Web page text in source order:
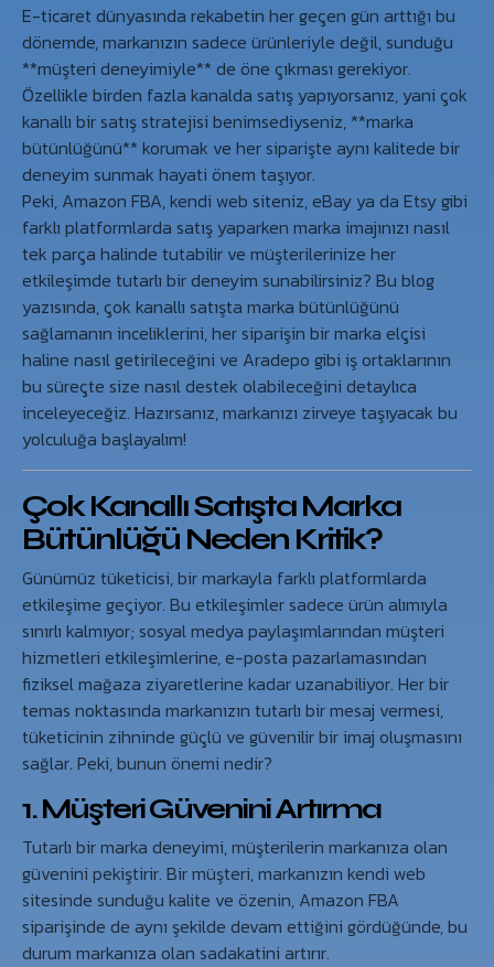
E-ticaret dünyasında rekabetin her geçen gün arttığı bu
dönemde, markanızın sadece ürünleriyle değil, sunduğu
**müşteri deneyimiyle** de öne çıkması gerekiyor.
Özellikle birden fazla kanalda satış yapıyorsanız, yani çok
kanallı bir satış stratejisi benimsediyseniz, **marka
bütünlüğünü** korumak ve her siparişte aynı kalitede bir
deneyim sunmak hayati önem taşıyor.
Peki, Amazon FBA, kendi web siteniz, eBay ya da Etsy gibi
farklı platformlarda satış yaparken marka imajınızı nasıl
tek parça halinde tutabilir ve müşterilerinize her
etkileşimde tutarlı bir deneyim sunabilirsiniz? Bu blog
yazısında, çok kanallı satışta marka bütünlüğünü
sağlamanın inceliklerini, her siparişin bir marka elçisi
haline nasıl getirileceğini ve Aradepo gibi iş ortaklarının
bu süreçte size nasıl destek olabileceğini detaylıca
inceleyeceğiz. Hazırsanız, markanızı zirveye taşıyacak bu
yolculuğa başlayalım!
Çok Kanallı Satışta Marka
Bütünlüğü Neden Kritik?
Günümüz tüketicisi, bir markayla farklı platformlarda
etkileşime geçiyor. Bu etkileşimler sadece ürün alımıyla
sınırlı kalmıyor; sosyal medya paylaşımlarından müşteri
hizmetleri etkileşimlerine, e-posta pazarlamasından
fiziksel mağaza ziyaretlerine kadar uzanabiliyor. Her bir
temas noktasında markanızın tutarlı bir mesaj vermesi,
tüketicinin zihninde güçlü ve güvenilir bir imaj oluşmasını
sağlar. Peki, bunun önemi nedir?
1. Müşteri Güvenini Artırma
Tutarlı bir marka deneyimi, müşterilerin markanıza olan
güvenini pekiştirir. Bir müşteri, markanızın kendi web
sitesinde sunduğu kalite ve özenin, Amazon FBA
siparişinde de aynı şekilde devam ettiğini gördüğünde, bu
durum markanıza olan sadakatini artırır.